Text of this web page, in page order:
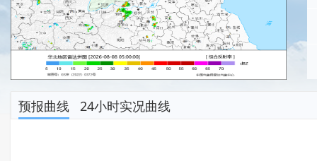
预报曲线 24小时实况曲线